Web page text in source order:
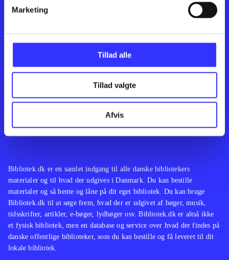
Marketing
Tillad alle
Tillad valgte
Afvis Feedback
Bibliotek.dk er en samlet indgang til alle danske bibliotekers
materialer og til hvad der udgives i Danmark. Du kan bestille
materialer og så hente og låne på dit eget bibliotek. Du kan bruge
Bibliotek.dk til at søge frem, hvad der er udgivet af bøger, musik,
tidsskrifter, artikler, e-bøger, lydbøger osv. Bibliotek.dk er altså ikke
et fysisk bibliotek, men en database og service over hvad der findes på
danske offentlige biblioteker, som du kan bestille og få leveret til dit
lokale bibliotek.
Kontakt os
English
Artikler
Film
Musik
Noder